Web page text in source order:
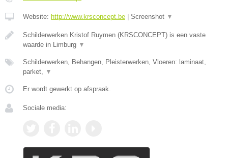
Website: http://www.krsconcept.be Screenshot ▼
Schilderwerken Kristof Ruymen (KRSCONCEPT) is een vaste
waarde in Limburg ▼
Schilderwerken, Behangen, Pleisterwerken, Vloeren: laminaat,
parket, ▼
Er wordt gewerkt op afspraak.
Sociale media: